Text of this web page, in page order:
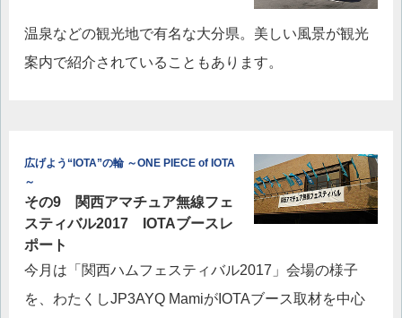
温泉などの観光地で有名な大分県。美しい風景が観光
案内で紹介されていることもあります。
広げよう“IOTA”の輪 ～ONE PIECE of IOTA
～
その9 関西アマチュア無線フェ
スティバル2017 IOTAブースレ
ポート
今月は「関西ハムフェスティバル2017」会場の様子
を、わたくしJP3AYQ MamiがIOTAブース取材を中心